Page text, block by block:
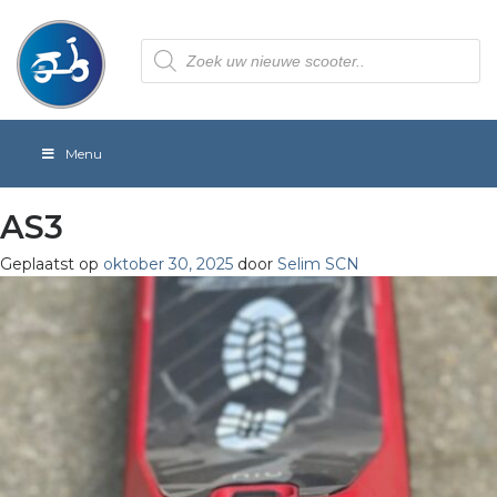
Producten
zoeken
Menu
AS3
Geplaatst op oktober 30, 2025 door Selim SCN